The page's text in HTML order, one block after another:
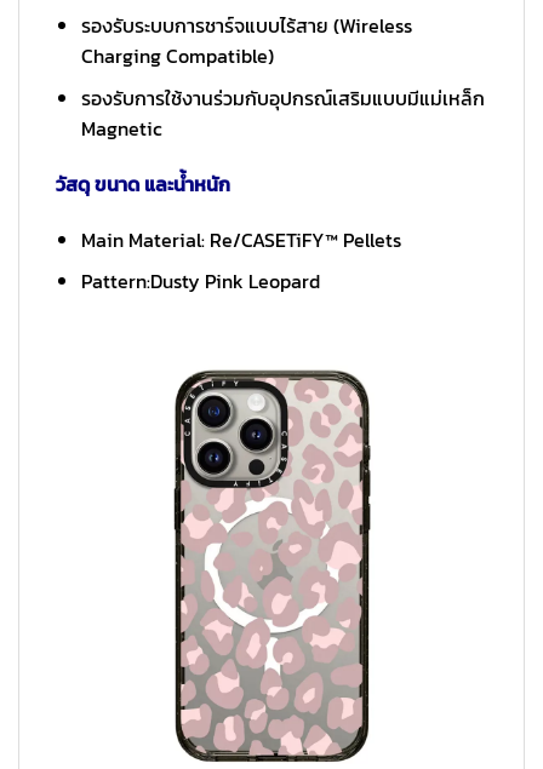
รองรับระบบการชาร์จแบบไร้สาย (Wireless
Charging Compatible)
รองรับการใช้งานร่วมกับอุปกรณ์เสริมแบบมีแม่เหล็ก
Magnetic
วัสดุ ขนาด และน้ำหนัก
Main Material: Re/CASETiFY™ Pellets
Pattern:Dusty Pink Leopard